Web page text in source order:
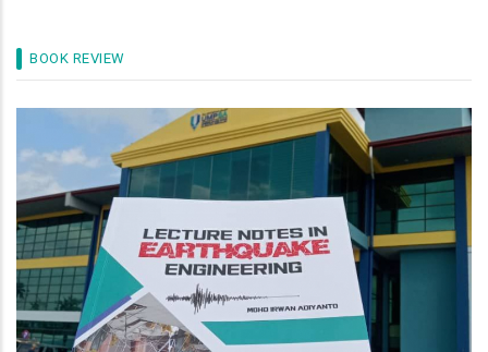
BOOK REVIEW